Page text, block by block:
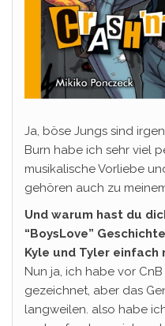
Ja, böse Jungs sind
Burn habe ich sehr viel
musikalische Vorliebe
gehören auch zu
Und warum hast du
“BoysLove”
Kyle und Tyler einfach
Nun ja, ich habe vor
gezeichnet, aber das
langweilen. also habe